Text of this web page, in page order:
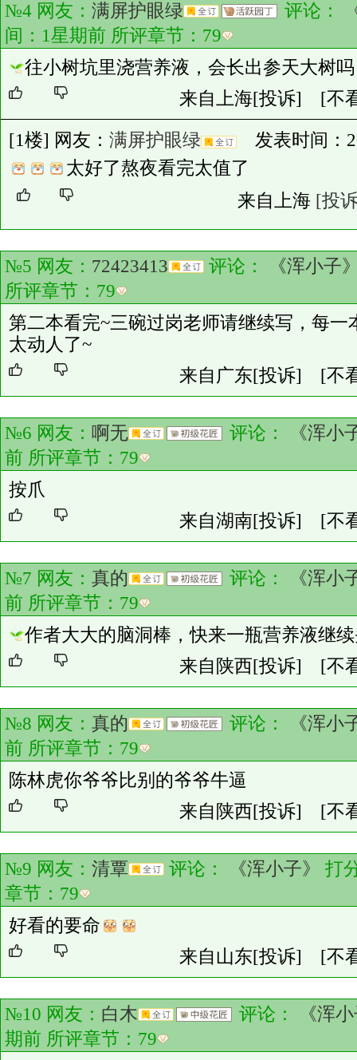
№4 网友： 满屏护眼绿 评论：
间：1星期前 所评章节： 79
往小树坑里浇营养液，会长出参天大树
来自上海[投诉] [不
[1楼] 网友： 满屏护眼绿
发表时间：
太好了熬夜看完太值了
来自上海 [投
№5 网友： 72423413 评论：
《浑小子
所评章节： 79
第二本看完~三碗过岗老师请继续写，每
太动人了~
来自广东[投诉] [不
№6 网友： 啊无 评论：
《浑小
前 所评章节： 79
按爪
来自湖南[投诉] [不
№7 网友： 真的 评论：
《浑小
前 所评章节： 79
作者大大的脑洞棒，快来一瓶营养液继
来自陕西[投诉] [不
№8 网友： 真的 评论：
《浑小
前 所评章节： 79
陈林虎你爷爷比别的爷爷牛逼
来自陕西[投诉] [不
№9 网友： 清覃 评论： 《浑小子》
打
章节： 79
好看的要命
来自山东[投诉] [不
№10 网友： 白木 评论：
《浑
期前 所评章节： 79